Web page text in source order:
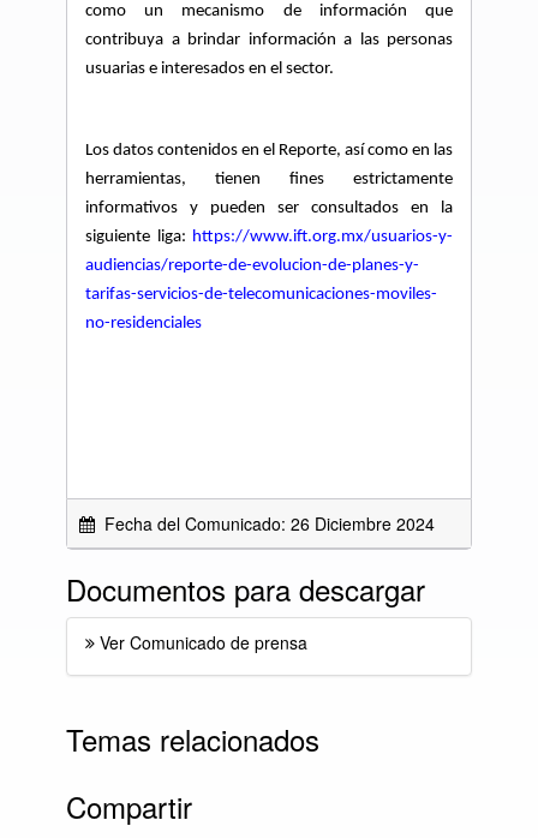
como un mecanismo de información que
contribuya a brindar información a las personas
usuarias e interesados en el sector.
Los datos contenidos en el Reporte, así como en las
herramientas, tienen fines estrictamente
informativos y pueden ser consultados en la
siguiente liga: https://www.ift.org.mx/usuarios-y-
audiencias/reporte-de-evolucion-de-planes-y-
tarifas-servicios-de-telecomunicaciones-moviles-
no-residenciales
Fecha del Comunicado: 26 Diciembre 2024
Documentos para descargar
Ver Comunicado de prensa
Temas relacionados
Compartir